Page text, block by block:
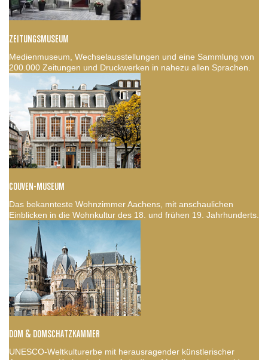
ZEITUNGSMUSEUM
Medienmuseum, Wechselausstellungen und eine Sammlung von
200.000 Zeitungen und Druckwerken in nahezu allen Sprachen.
COUVEN-MUSEUM
Das bekannteste Wohnzimmer Aachens, mit anschaulichen
Einblicken in die Wohnkultur des 18. und frühen 19. Jahrhunderts.
DOM & DOMSCHATZKAMMER
UNESCO-Weltkulturerbe mit herausragender künstlerischer